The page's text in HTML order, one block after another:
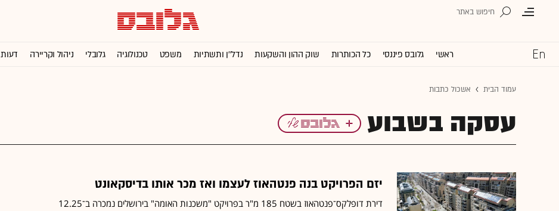
ראשי גלובס פיננסי כל הכותרות שוק ההון והשקעות נדל''ן ותשתיות משפט טכנולוגיה גלובלי ניהול וקריירה דעות
עמוד הבית אשכול כתבות
עסקה בשבוע
יזם הפרויקט בנה פנטהאוז לעצמו ואז מכר אותו בדיסקאונט
דירת דופלקס־פנטהאוז בשטח 185 מ"ר בפרויקט "משכנות האומה" בירושלים נמכרה ב־12.25